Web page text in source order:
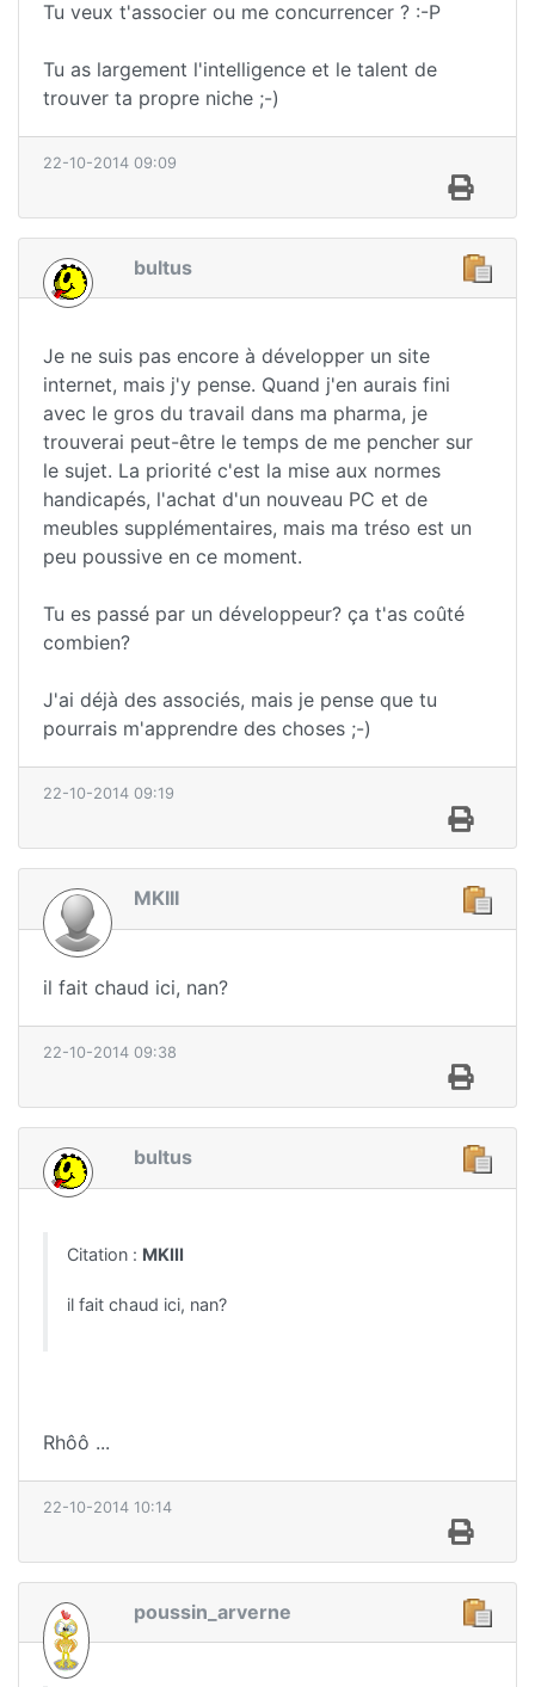
Tu veux t'associer ou me concurrencer ? :-P
Tu as largement l'intelligence et le talent de
trouver ta propre niche ;-)
22-10-2014 09:09
bultus
Je ne suis pas encore à développer un site
internet, mais j'y pense. Quand j'en aurais fini
avec le gros du travail dans ma pharma, je
trouverai peut-être le temps de me pencher sur
le sujet. La priorité c'est la mise aux normes
handicapés, l'achat d'un nouveau PC et de
meubles supplémentaires, mais ma tréso est un
peu poussive en ce moment.
Tu es passé par un développeur? ça t'as coûté
combien?
J'ai déjà des associés, mais je pense que tu
pourrais m'apprendre des choses ;-)
22-10-2014 09:19
MKIII
il fait chaud ici, nan?
22-10-2014 09:38
bultus
Citation : MKIII
il fait chaud ici, nan?
Rhôô ...
22-10-2014 10:14
poussin_arverne